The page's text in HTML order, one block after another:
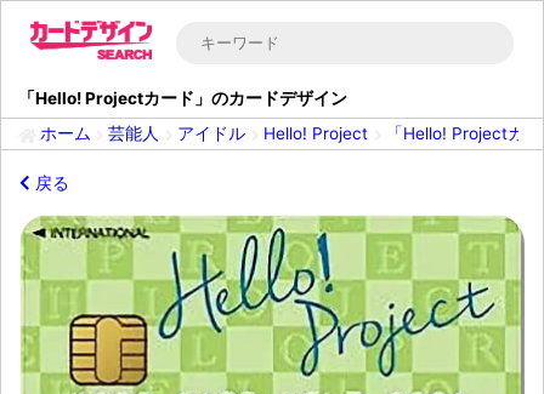
「Hello! Projectカード」のカードデザイン
ホーム
芸能人 アイドル Hello! Project 「Hello! Projectカ
戻る